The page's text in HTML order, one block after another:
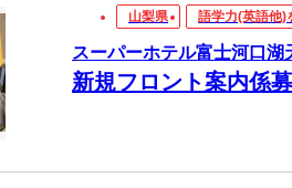
山梨県 語学力(英語他)
スーパーホテル富士河口湖
新規フロント案内係